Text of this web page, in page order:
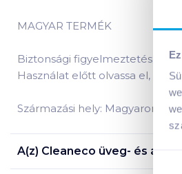
MAGYAR TERMÉK
Biztonsági figyelmeztetés:
Használat előtt olvassa el,
Származási hely: Magyarország
A(z) Cleaneco üveg- és